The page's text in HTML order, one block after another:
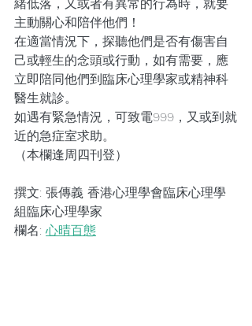
緒低落，又或者有異常的行為時，就要
主動關心和陪伴他們！
在適當情況下，探聽他們是否有傷害自
己或輕生的念頭或行動，如有需要，應
立即陪同他們到臨床心理學家或精神科
醫生就診。
如遇有緊急情況，可致電999，又或到就
近的急症室求助。
（本欄逢周四刊登）
撰文: 張傳義 香港心理學會臨床心理學
組臨床心理學家
欄名: 心晴百態